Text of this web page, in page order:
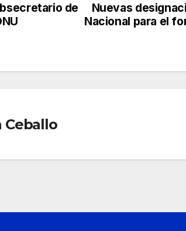
Nuevas
Nacional para el
de
Ceballo